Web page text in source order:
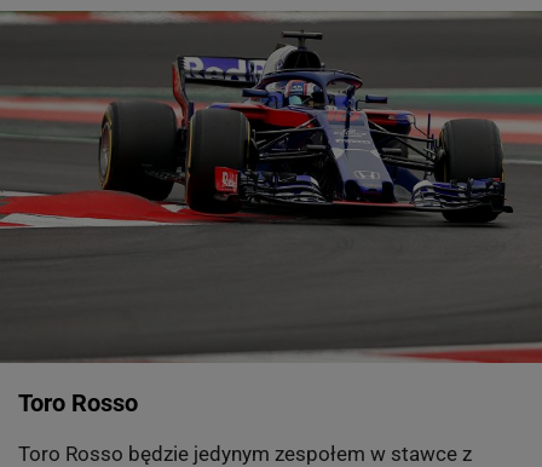
Toro Rosso
Toro Rosso będzie jedynym zespołem w stawce z